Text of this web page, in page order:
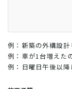
例：新築の外構設計
例：車が1台増えた
例：日曜日午後以降